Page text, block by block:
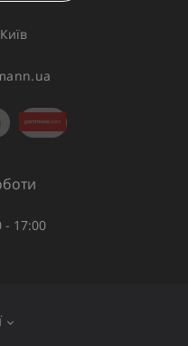
- 17:00